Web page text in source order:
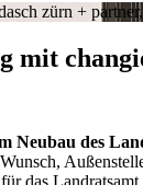
zürn +
mit
Neubau des
das